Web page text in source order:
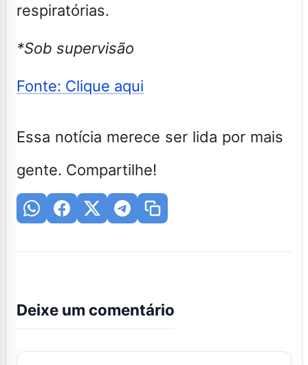
respiratórias.
*Sob supervisão
Fonte: Clique aqui
Essa notícia merece ser lida por mais
gente. Compartilhe!
Deixe um comentário